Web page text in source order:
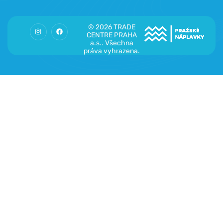
© 2026 TRADE
CENTRE PRAHA
a.s.. Všechna
práva vyhrazena.